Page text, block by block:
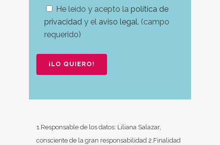
He leído y acepto la política de
privacidad y el aviso legal. (campo
requerido)
1.Responsable de los datos: Liliana Salazar,
consciente de la gran responsabilidad 2.Finalidad